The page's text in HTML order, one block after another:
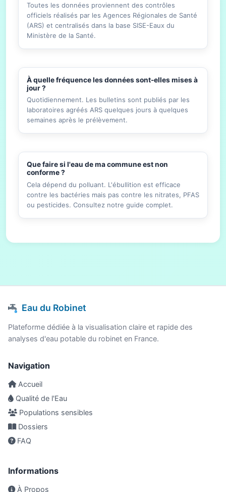
Toutes les données proviennent des contrôles
officiels réalisés par les Agences Régionales de Santé
(ARS) et centralisés dans la base SISE-Eaux du
Ministère de la Santé.
À quelle fréquence les données sont-elles mises à
jour ?
Quotidiennement. Les bulletins sont publiés par les
laboratoires agréés ARS quelques jours à quelques
semaines après le prélèvement.
Que faire si l'eau de ma commune est non
conforme ?
Cela dépend du polluant. L'ébullition est efficace
contre les bactéries mais pas contre les nitrates, PFAS
ou pesticides. Consultez notre guide complet.
Eau du Robinet
Plateforme dédiée à la visualisation claire et rapide des
analyses d'eau potable du robinet en France.
Navigation
Accueil
Qualité de l'Eau
Populations sensibles
Dossiers
FAQ
Informations
À Propos